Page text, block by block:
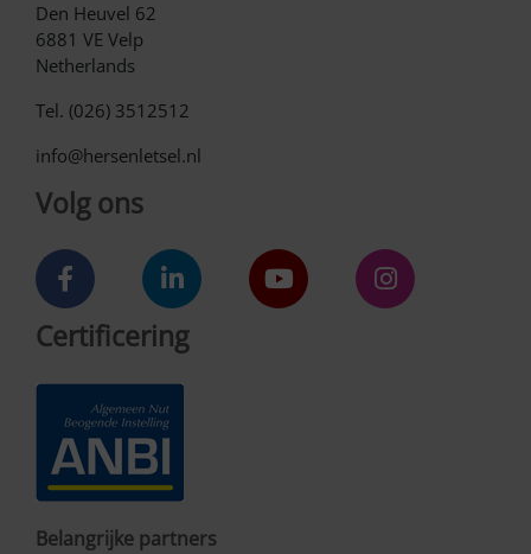
Den Heuvel 62
6881 VE Velp
Netherlands
Tel. (026) 3512512
info@hersenletsel.nl
Volg ons
Certificering
Belangrijke partners